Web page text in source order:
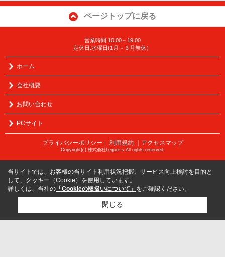
ページトップに戻る
営業時間:10:00～19:00
定休日:水曜日(1月～３月無休）
ホーム
会社概要
お問い合わせ
PCサイト
プライバシーポリシー ｜ 利用規約 ｜アクセスマップ
Copyright(c) 株式会社Legare-s All rights reserved.
当サイトでは、お客様の当サイト利用状況把握、サービス向上検討を目的と
して、クッキー（Cookie）を使用しています。
詳しくは、当社の 「Cookieの取扱いについて」 をご確認ください。
閉じる